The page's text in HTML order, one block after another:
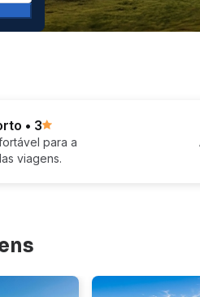
• 3
para a
viagens.